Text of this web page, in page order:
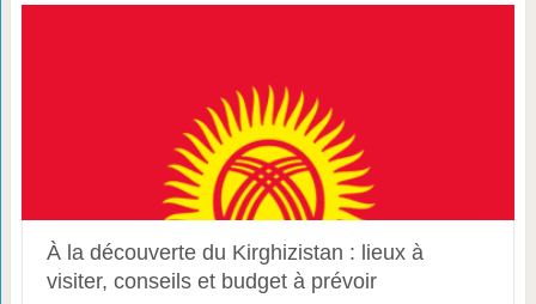
À la découverte du Kirghizistan : lieux à
visiter, conseils et budget à prévoir